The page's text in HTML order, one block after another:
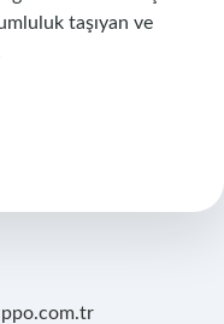
taşıyan ve